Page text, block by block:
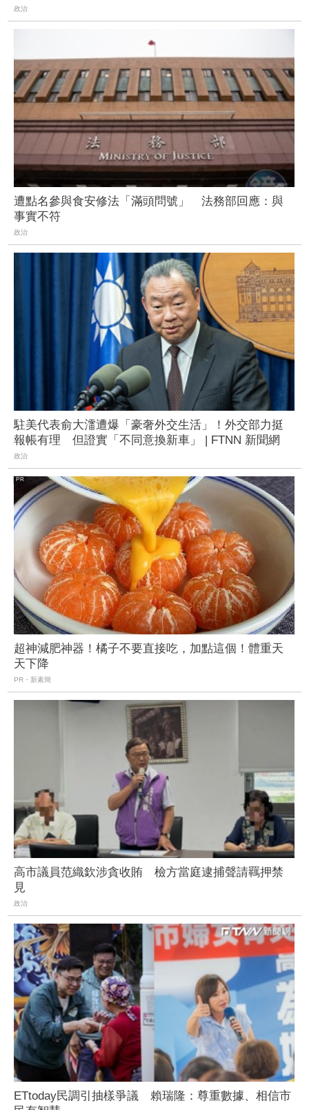
政治
遭點名參與食安修法「滿頭問號」 法務部回應：與
事實不符
政治
駐美代表俞大㵢遭爆「豪奢外交生活」！外交部力挺
報帳有理 但證實「不同意換新車」 | FTNN 新聞網
政治
超神減肥神器！橘子不要直接吃，加點這個！體重天
天下降
PR・新素簡
高市議員范織欽涉貪收賄 檢方當庭逮捕聲請羈押禁
見
政治
ETtoday民調引抽樣爭議 賴瑞隆：尊重數據、相信市